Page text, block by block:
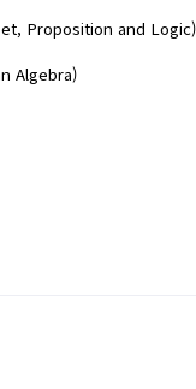
Proposition and Logic)
Algebra)